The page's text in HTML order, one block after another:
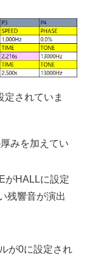
定されていま
みを加えてい
がHALLに設定
残響音が演出
が0に設定され